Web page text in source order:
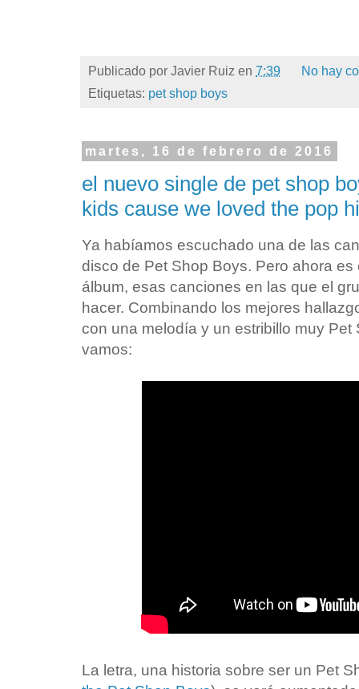
Publicado por Javier Ruiz en 7:39
No hay
Etiquetas: pet shop boys
martes, 16 de febrero de 2016
el nuevo single de pet shop
kids cause we loved the pop
Ya habíamos escuchado una de las
disco de Pet Shop Boys. Pero ahora
álbum, esas canciones en las que el
hacer. Combinando los mejores
con una melodía y un estribillo muy
vamos:
La letra, una historia sobre ser un Pet